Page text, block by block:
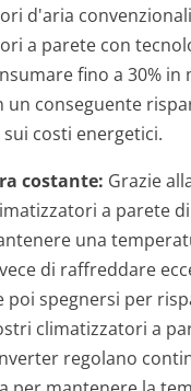
d'aria
a parete con
fino a 30% in
un conseguente
costi energetici.
costante: Grazie
a parete
una
di raffreddare
poi spegnersi per
climatizzatori a
regolano